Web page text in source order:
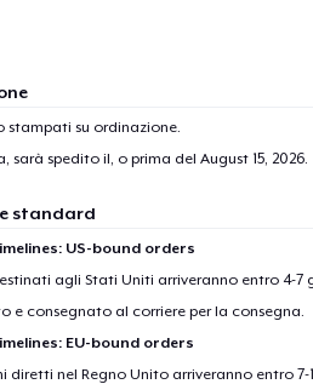
su ordinazione.
sarà spedito il, o prima del August 15, 2026.
standard
US-bound orders
agli Stati Uniti arriveranno entro 4-
e consegnato al corriere per la consegna.
EU-bound orders
diretti nel Regno Unito arriveranno entro